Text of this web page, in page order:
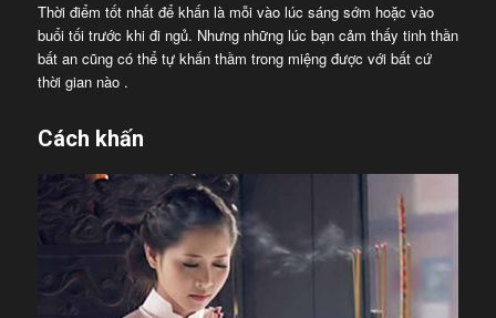
Thời điểm tốt nhất để khấn là mỗi vào lúc sáng sớm hoặc vào
buổi tối trước khi đi ngủ. Nhưng những lúc bạn cảm thấy tinh thần
bất an cũng có thể tự khấn thầm trong miệng được với bất cứ
thời gian nào .
Cách khấn